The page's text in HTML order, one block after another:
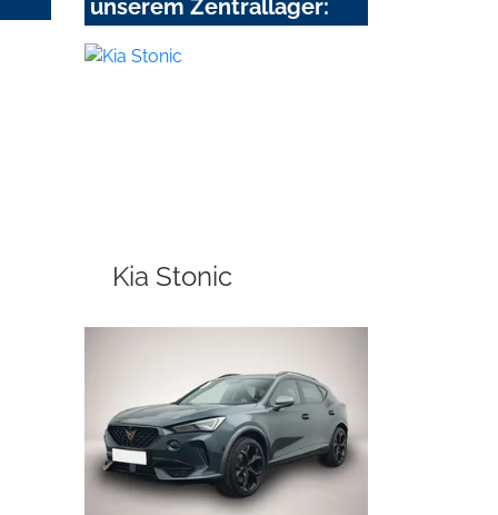
unserem Zentrallager:
Kia Stonic